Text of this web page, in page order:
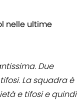
nelle ultime
Due
La squadra è
e tifosi e quindi